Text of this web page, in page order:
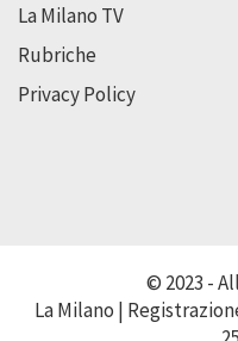
La Milano TV
Rubriche
Privacy Policy
© 2023 -
La Milano |